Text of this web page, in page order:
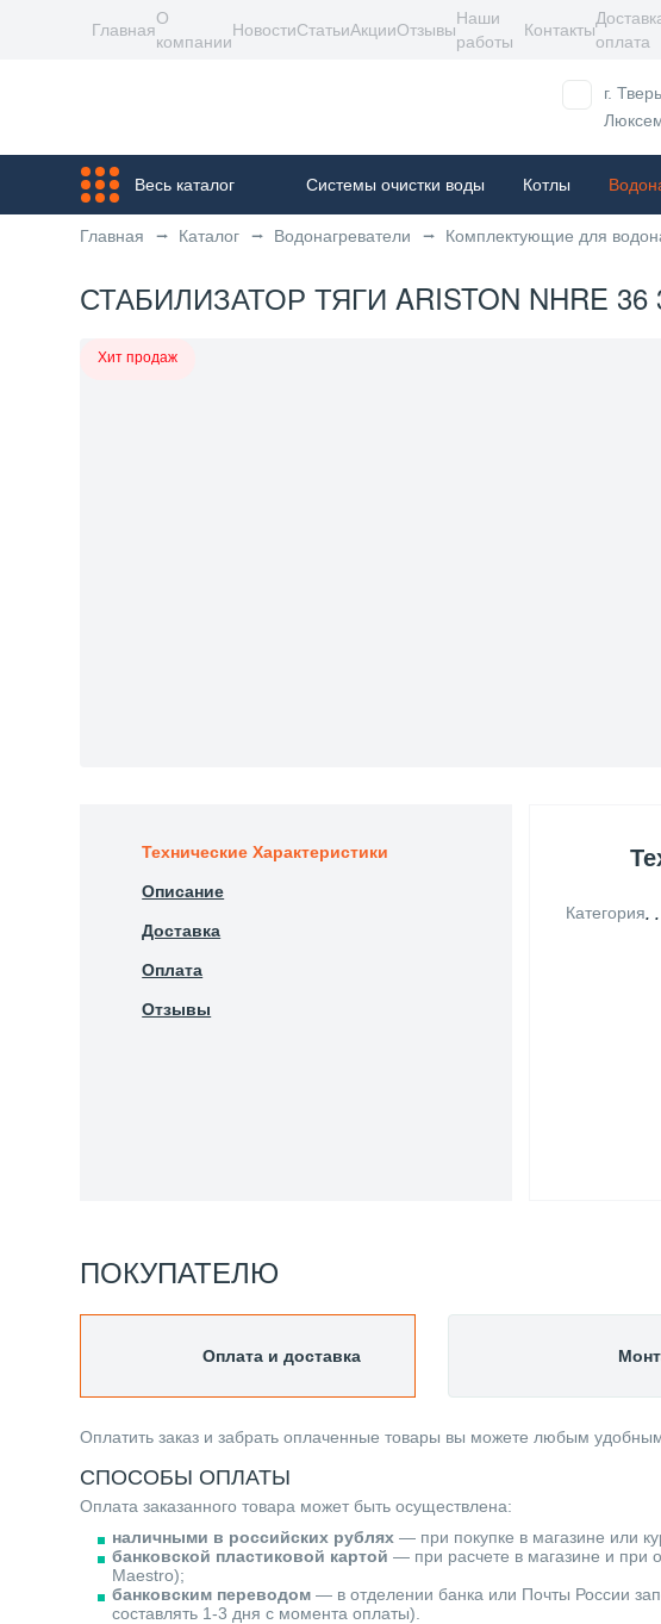
Главная
О
компании
НовостиСтатьиАкцииОтзывы
Наши
работы
Контакты
оплата
г.
Весь каталог Системы очистки воды Котлы
Главная Каталог Водонагреватели Комплектующие для
СТАБИЛИЗАТОР ТЯГИ ARISTON NHRE 36
Хит продаж
Технические Характеристики
Категория
Описание
Доставка
Оплата
Отзывы
ПОКУПАТЕЛЮ
Оплата и доставка
Оплатить заказ и забрать оплаченные товары вы можете любым
СПОСОБЫ ОПЛАТЫ
Оплата заказанного товара может быть осуществлена:
наличными в российских рублях — при покупке в магазине или
банковской пластиковой картой — при расчете в магазине и при
Maestro);
банковским переводом — в отделении банка или Почты России
составлять 1-3 дня с момента оплаты).